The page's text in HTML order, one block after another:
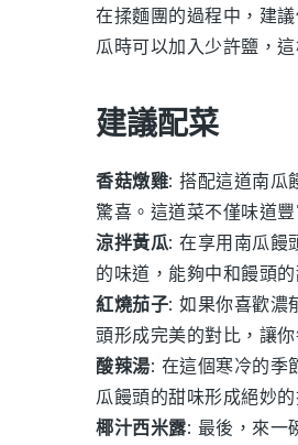
在揉麵團的過程中，建
瓜時可以加入少許鹽，
建議配菜
香菇燉雞: 搭配這道南瓜
驚喜。這道菜不僅味道
涼拌黃瓜: 在享用南瓜饅
的味道，能夠中和饅頭
紅燒茄子: 如果你喜歡濃
頭形成完美的對比，讓
酸辣湯: 在這個寒冷的季
瓜饅頭的甜味形成絕妙
椰汁西米露: 最後，來一